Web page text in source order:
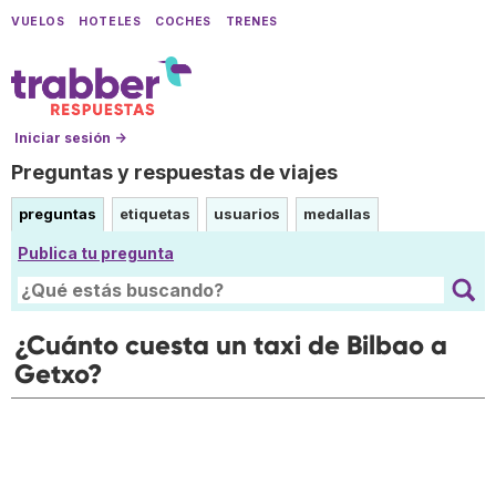
VUELOS HOTELES COCHES TRENES
Iniciar sesión →
Preguntas y respuestas de viajes
preguntas etiquetas usuarios medallas
Publica tu pregunta
¿Cuánto cuesta un taxi de Bilbao a
Getxo?